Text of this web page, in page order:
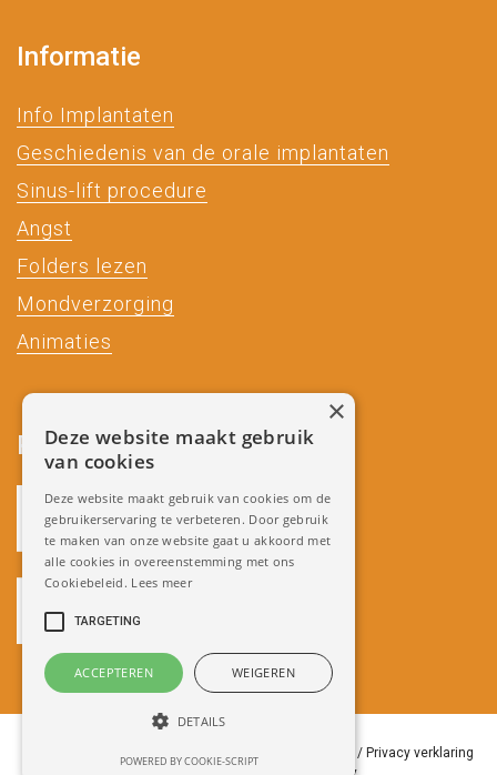
Informatie
Info Implantaten
Geschiedenis van de orale implantaten
Sinus-lift procedure
Angst
Folders lezen
Mondverzorging
Animaties
Partners
/ Privacy verklaring
Deze website maakt gebruik
van cookies
Deze website maakt gebruik van cookies om de
gebruikerservaring te verbeteren. Door gebruik
te maken van onze website gaat u akkoord met
alle cookies in overeenstemming met ons
Cookiebeleid. Lees meer
TARGETING
ACCEPTEREN WEIGEREN
DETAILS
POWERED BY COOKIE-SCRIPT
×